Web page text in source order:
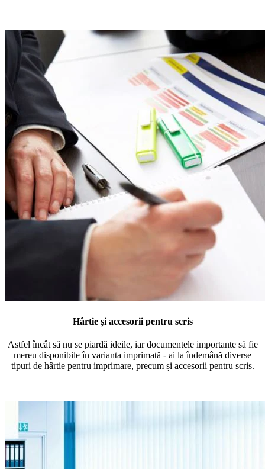
Hârtie și accesorii pentru scris
Astfel încât să nu se piardă ideile, iar documentele importante să fie
mereu disponibile în varianta imprimată - ai la îndemână diverse
tipuri de hârtie pentru imprimare, precum și accesorii pentru scris.